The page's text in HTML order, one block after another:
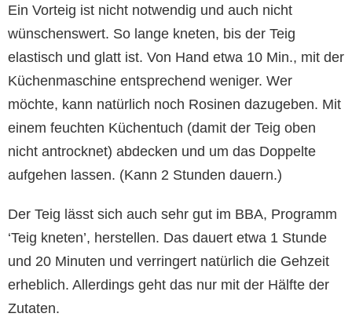
Ein Vorteig ist nicht notwendig und auch nicht
wünschenswert. So lange kneten, bis der Teig
elastisch und glatt ist. Von Hand etwa 10 Min., mit der
Küchenmaschine entsprechend weniger. Wer
möchte, kann natürlich noch Rosinen dazugeben. Mit
einem feuchten Küchentuch (damit der Teig oben
nicht antrocknet) abdecken und um das Doppelte
aufgehen lassen. (Kann 2 Stunden dauern.)
Der Teig lässt sich auch sehr gut im BBA, Programm
‘Teig kneten’, herstellen. Das dauert etwa 1 Stunde
und 20 Minuten und verringert natürlich die Gehzeit
erheblich. Allerdings geht das nur mit der Hälfte der
Zutaten.